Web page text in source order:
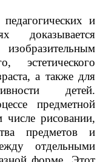
и
доказывается
эстетического
а также для
детей.
предметной
числе рисовании,
предметов и
отдельными